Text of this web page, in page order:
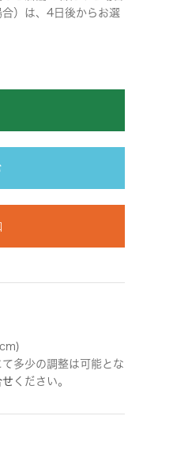
合）は、4日後からお選
多少の調整は可能とな
せ ください。